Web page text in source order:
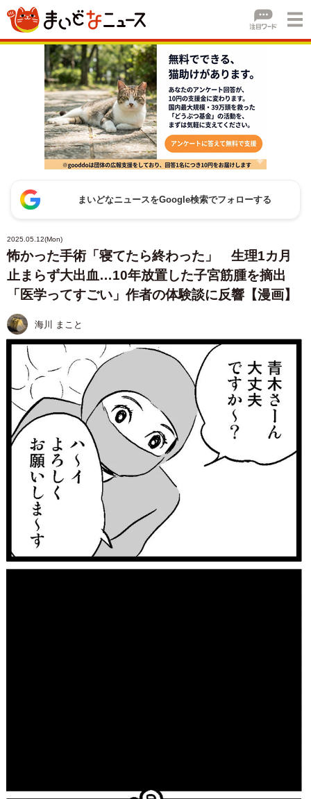
まいどなニュースをGoogle検索でフォローする
2025.05.12(Mon)
怖かった手術「寝てたら終わった」 生理1カ月
止まらず大出血…10年放置した子宮筋腫を摘出
「医学ってすごい」作者の体験談に反響【漫画】
海川 まこと